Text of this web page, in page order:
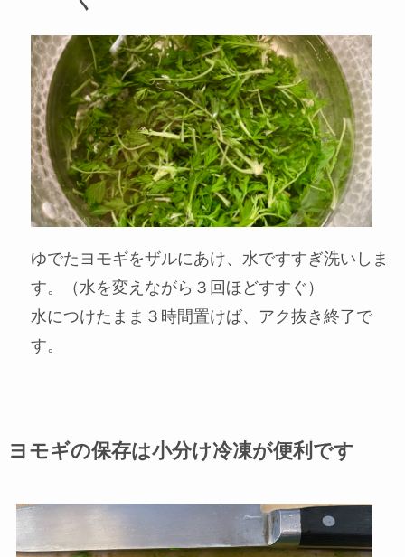
ゆでたヨモギをザルにあけ、水ですすぎ洗いしま
す。（水を変えながら３回ほどすすぐ）
水につけたまま３時間置けば、アク抜き終了で
す。
ヨモギの保存は小分け冷凍が便利です